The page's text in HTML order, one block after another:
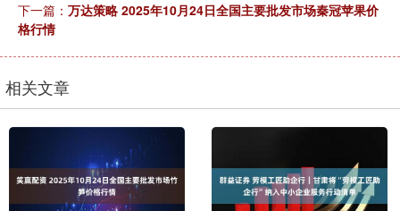
下一篇： 万达策略 2025年10月24日全国主要批发市场秦冠苹果价
格行情
相关文章